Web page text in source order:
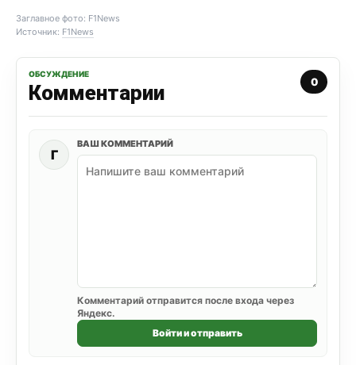
Заглавное фото: F1News
Источник: F1News
ОБСУЖДЕНИЕ
Комментарии 0
Г
ВАШ КОММЕНТАРИЙ
Комментарий отправится после входа через
Яндекс.
Войти и отправить